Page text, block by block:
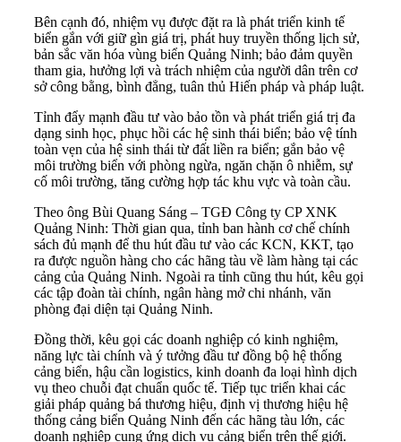
Bên cạnh đó, nhiệm vụ được đặt ra là phát triển kinh tế
biển gắn với giữ gìn giá trị, phát huy truyền thống lịch sử,
bản sắc văn hóa vùng biển Quảng Ninh; bảo đảm quyền
tham gia, hưởng lợi và trách nhiệm của người dân trên cơ
sở công bằng, bình đẳng, tuân thủ Hiến pháp và pháp luật.
Tỉnh đẩy mạnh đầu tư vào bảo tồn và phát triển giá trị đa
dạng sinh học, phục hồi các hệ sinh thái biển; bảo vệ tính
toàn vẹn của hệ sinh thái từ đất liền ra biển; gắn bảo vệ
môi trường biển với phòng ngừa, ngăn chặn ô nhiễm, sự
cố môi trường, tăng cường hợp tác khu vực và toàn cầu.
Theo ông Bùi Quang Sáng – TGĐ Công ty CP XNK
Quảng Ninh: Thời gian qua, tỉnh ban hành cơ chế chính
sách đủ mạnh để thu hút đầu tư vào các KCN, KKT, tạo
ra được nguồn hàng cho các hãng tàu về làm hàng tại các
cảng của Quảng Ninh. Ngoài ra tỉnh cũng thu hút, kêu gọi
các tập đoàn tài chính, ngân hàng mở chi nhánh, văn
phòng đại diện tại Quảng Ninh.
Đồng thời, kêu gọi các doanh nghiệp có kinh nghiệm,
năng lực tài chính và ý tưởng đầu tư đồng bộ hệ thống
cảng biển, hậu cần logistics, kinh doanh đa loại hình dịch
vụ theo chuỗi đạt chuẩn quốc tế. Tiếp tục triển khai các
giải pháp quảng bá thương hiệu, định vị thương hiệu hệ
thống cảng biển Quảng Ninh đến các hãng tàu lớn, các
doanh nghiệp cung ứng dịch vụ cảng biển trên thế giới.